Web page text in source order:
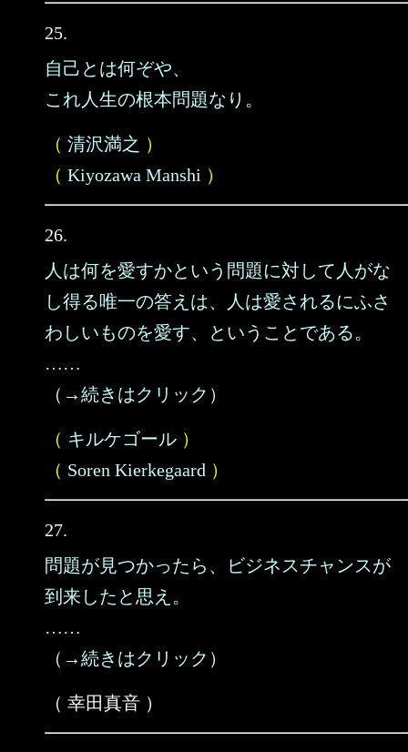
25.
自己とは何ぞや、
これ人生の根本問題なり。
（ 清沢満之 ）
（ Kiyozawa Manshi ）
26.
人は何を愛すかという問題に対して人がな
し得る唯一の答えは、人は愛されるにふさ
わしいものを愛す、ということである。
……
（→続きはクリック）
（ キルケゴール ）
（ Soren Kierkegaard ）
27.
問題が見つかったら、ビジネスチャンスが
到来したと思え。
……
（→続きはクリック）
（ 幸田真音 ）